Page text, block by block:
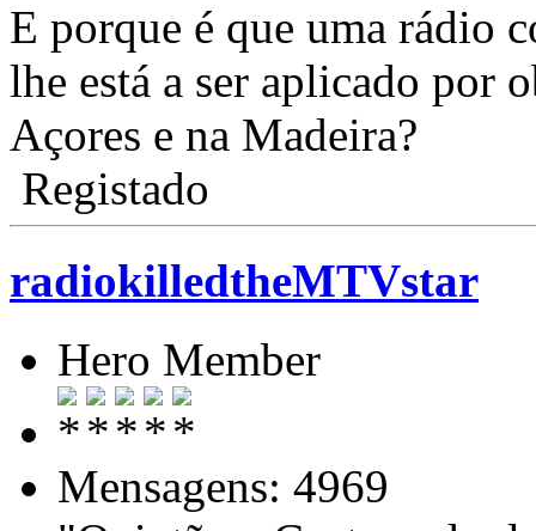
E porque é que uma rádio
lhe está a ser aplicado por
Açores e na Madeira?
Registado
radiokilledtheMTVstar
Hero Member
Mensagens: 4969